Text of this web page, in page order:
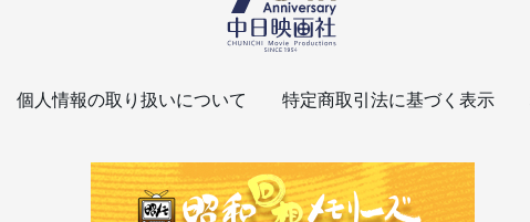
個人情報の取り扱いについて 特定商取引法に基づく表示